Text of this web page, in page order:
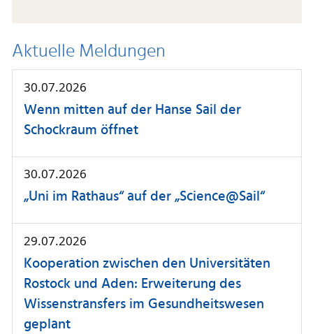
Aktuelle Meldungen
30.07.2026
Wenn mitten auf der Hanse Sail der
Schockraum öffnet
30.07.2026
„Uni im Rathaus“ auf der „Science@Sail“
29.07.2026
Kooperation zwischen den Universitäten
Rostock und Aden: Erweiterung des
Wissenstransfers im Gesundheitswesen
geplant